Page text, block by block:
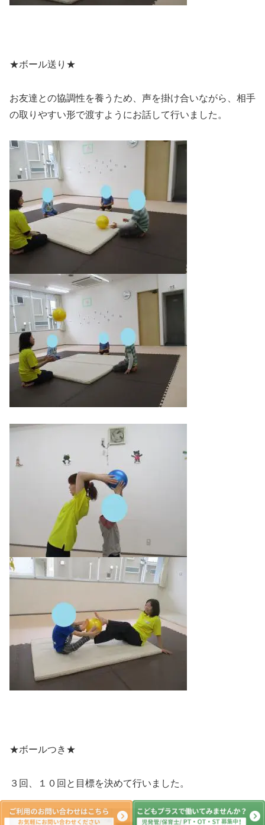
★ボール送り★
お友達との協調性を養うため、声を掛け合いながら、相手
の取りやすい形で渡すようにお話して行いました。
★ボールつき★
３回、１０回と目標を決めて行いました。